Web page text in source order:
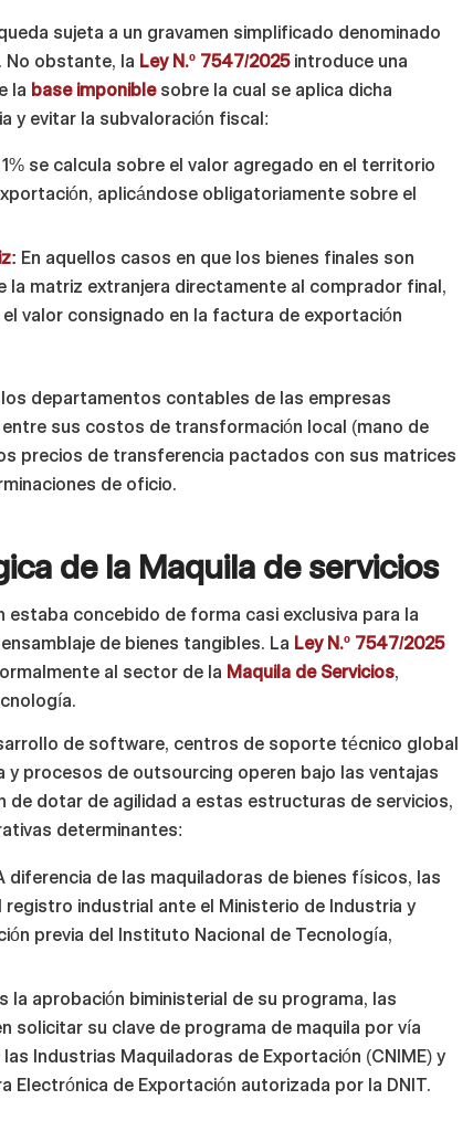
sujeta a un gravamen simplificado denominado
No obstante, la Ley N.º 7547/2025introduce una
la base imponiblesobre la cual se aplica dicha
y evitar la subvaloración fiscal:
se calcula sobre el valor agregado en el territorio
aplicándose obligatoriamente sobre el
En aquellos casos en que los bienes finales son
la matriz extranjera directamente al comprador final,
valor consignado en la factura de exportación
departamentos contables de las empresas
sus costos de transformación local (mano de
precios de transferencia pactados con sus matrices
de oficio.
de la Maquila de servicios
estaba concebido de forma casi exclusiva para la
de bienes tangibles. La Ley N.º 7547/2025
al sector de la Maquila de Servicios,
de software, centros de soporte técnico global
procesos de outsourcing operen bajo las ventajas
de dotar de agilidad a estas estructuras de servicios,
determinantes:
diferencia de las maquiladoras de bienes físicos, las
registro industrial ante el Ministerio de Industria y
previa del Instituto Nacional de Tecnología,
la aprobación biministerial de su programa, las
solicitar su clave de programa de maquila por vía
Industrias Maquiladoras de Exportación (CNIME) y
Electrónica de Exportación autorizada por la DNIT.